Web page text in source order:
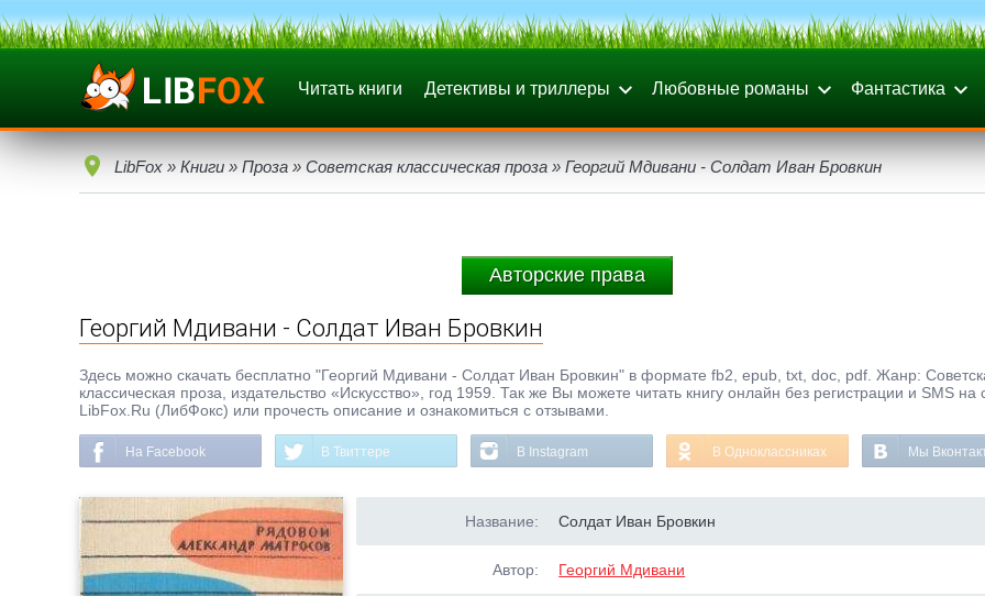
Читать книги Детективы и триллеры Любовные романы Фантастика
LibFox » Книги » Проза » Советская классическая проза » Георгий Мдивани - Солдат Иван Бровкин
Авторские права
Георгий Мдивани - Солдат Иван Бровкин
Здесь можно скачать бесплатно "Георгий Мдивани - Солдат Иван Бровкин" в формате fb2, epub, txt, doc, pdf. Жанр:
классическая проза, издательство «Искусство», год 1959. Так же Вы можете читать книгу онлайн без регистрации и SMS на
LibFox.Ru (ЛибФокс) или прочесть описание и ознакомиться с отзывами.
На Facebook В Твиттере В Instagram В Одноклассниках Мы
Название: Солдат Иван Бровкин
Автор: Георгий Мдивани